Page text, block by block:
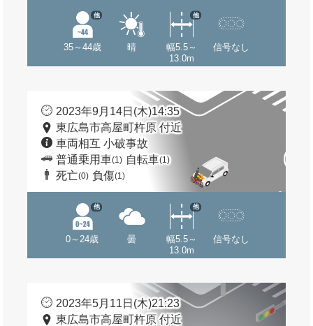
35～44歳
他
晴
幅5.5～
13.0m
他
信号なし
2023年9月14日(木)14:35
東広島市高屋町杵原 付近
車両相互 小破事故
普通乗用車(1) 自転車(1)
死亡(0) 負傷(1)
0～24歳
他
曇
幅5.5～
13.0m
他
信号なし
2023年5月11日(木)21:23
東広島市高屋町杵原 付近